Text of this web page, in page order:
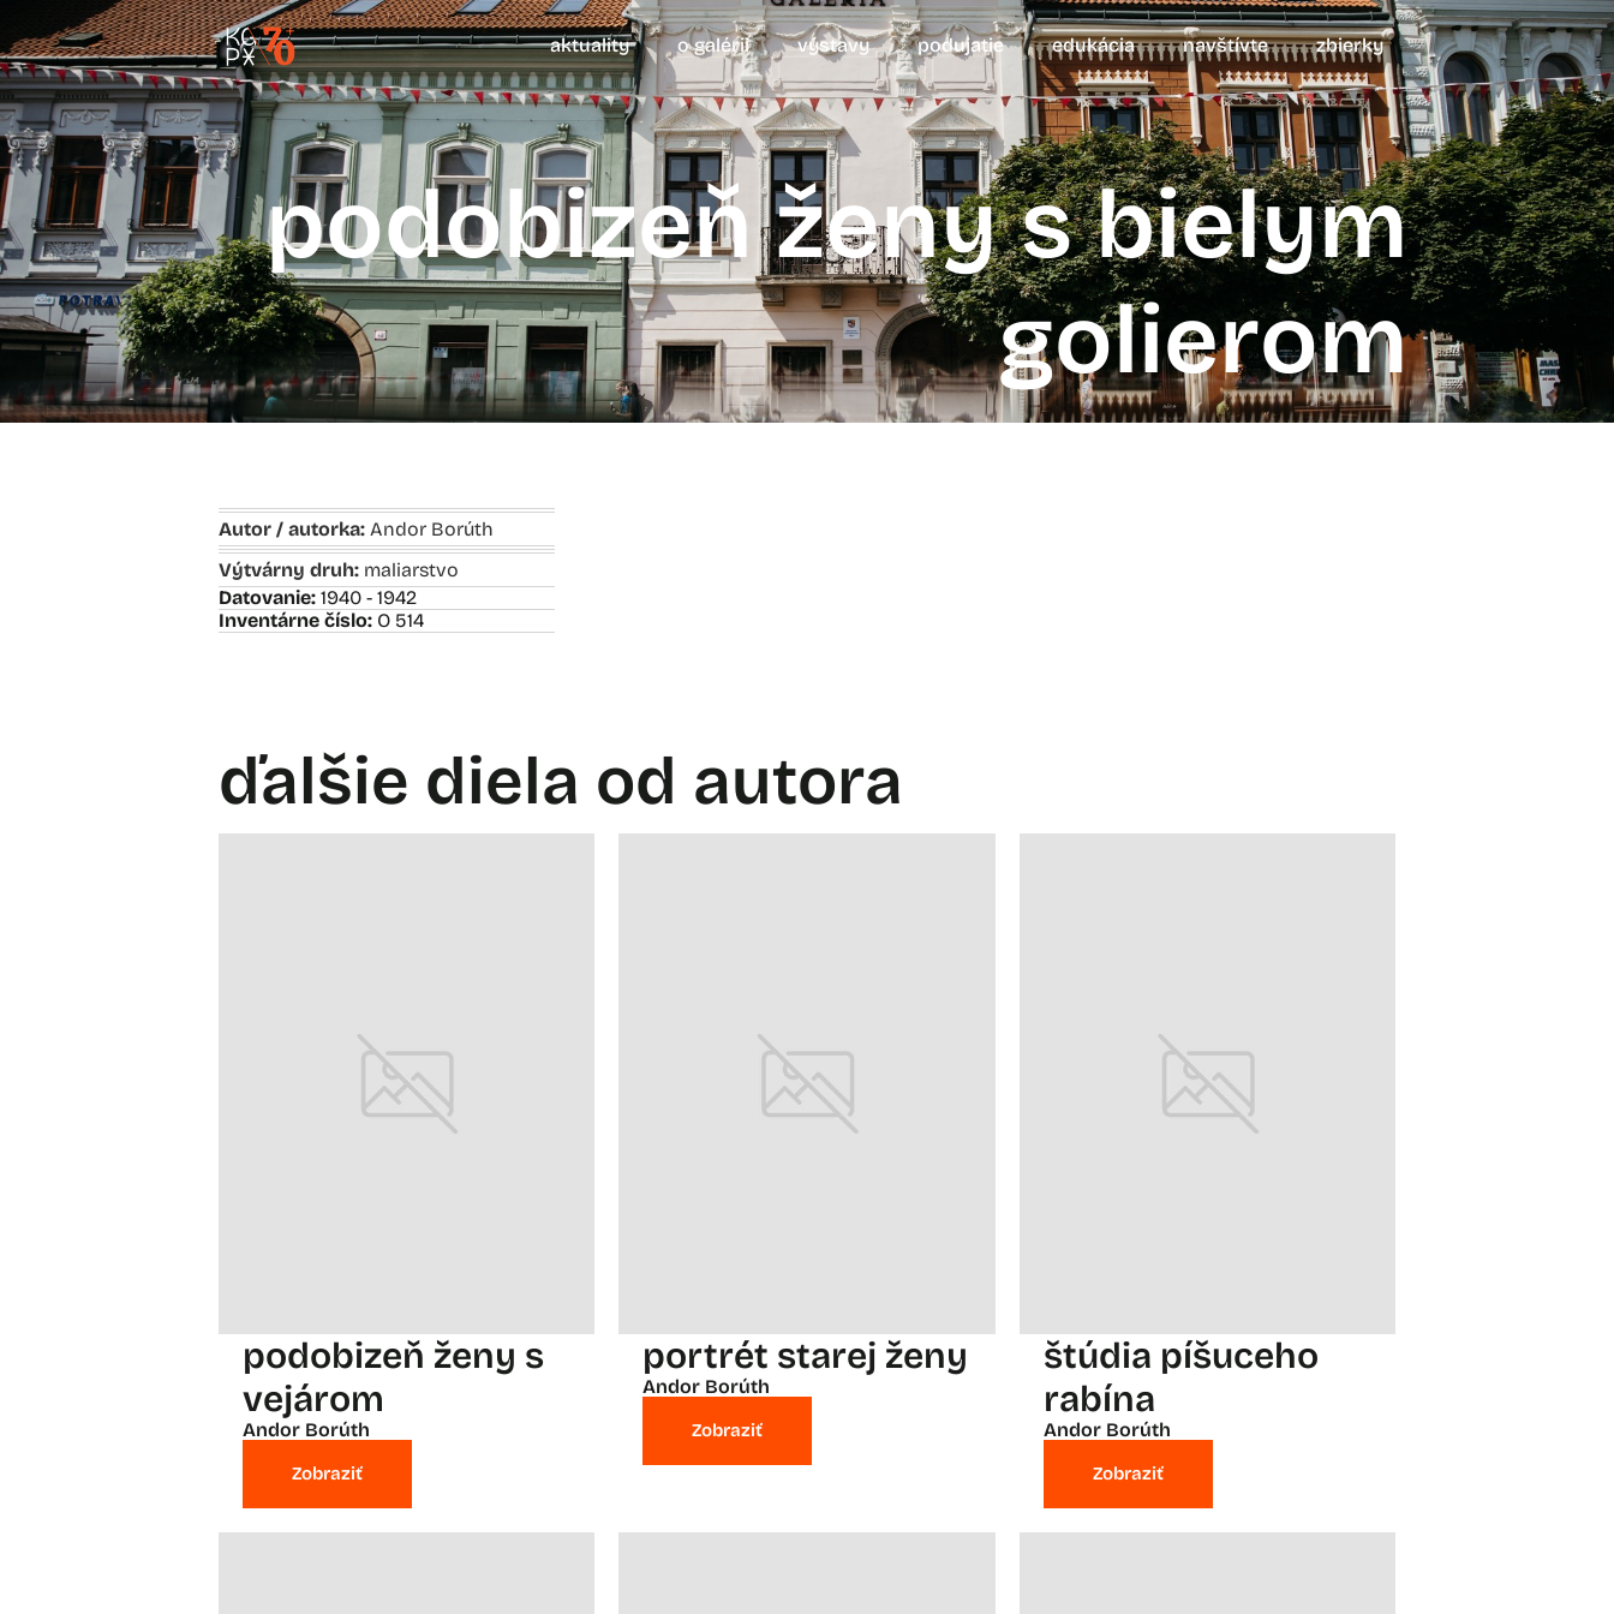
aktuality o galérii výstavy podujatie edukácia navštívte zbierky
podobizeň ženy s bielym
golierom
Autor / autorka: Andor Borúth
Výtvárny druh: maliarstvo
Datovanie: 1940 - 1942
Inventárne číslo: O 514
ďalšie diela od autora
podobizeň ženy s
vejárom
Andor Borúth
Zobraziť
portrét starej ženy
Andor Borúth
Zobraziť
štúdia píšuceho
rabína
Andor Borúth
Zobraziť